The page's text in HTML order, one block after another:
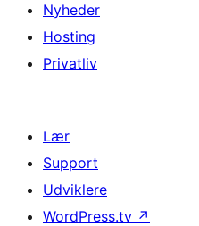
Nyheder
Hosting
Privatliv
Lær
Support
Udviklere
WordPress.tv ↗